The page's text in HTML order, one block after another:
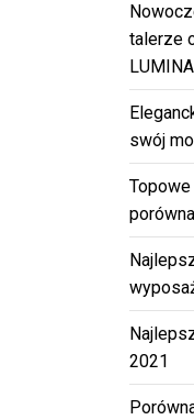
talerze
swój
2021